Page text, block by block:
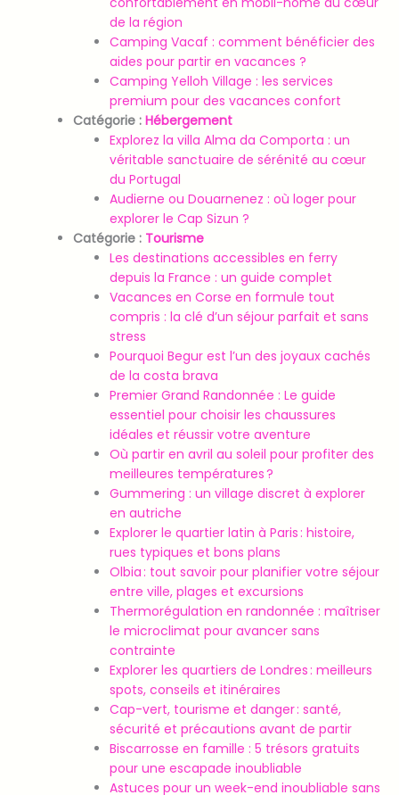
de la région
Camping Vacaf : comment bénéficier des
aides pour partir en vacances ?
Camping Yelloh Village : les services
premium pour des vacances confort
Catégorie : Hébergement
Explorez la villa Alma da Comporta : un
véritable sanctuaire de sérénité au cœur
du Portugal
Audierne ou Douarnenez : où loger pour
explorer le Cap Sizun ?
Catégorie : Tourisme
Les destinations accessibles en ferry
depuis la France : un guide complet
Vacances en Corse en formule tout
compris : la clé d’un séjour parfait et sans
stress
Pourquoi Begur est l’un des joyaux cachés
de la costa brava
Premier Grand Randonnée : Le guide
essentiel pour choisir les chaussures
idéales et réussir votre aventure
Où partir en avril au soleil pour profiter des
meilleures températures ?
Gummering : un village discret à explorer
en autriche
Explorer le quartier latin à Paris : histoire,
rues typiques et bons plans
Olbia : tout savoir pour planifier votre séjour
entre ville, plages et excursions
Thermorégulation en randonnée : maîtriser
le microclimat pour avancer sans
contrainte
Explorer les quartiers de Londres : meilleurs
spots, conseils et itinéraires
Cap-vert, tourisme et danger : santé,
sécurité et précautions avant de partir
Biscarrosse en famille : 5 trésors gratuits
pour une escapade inoubliable
Astuces pour un week-end inoubliable sans